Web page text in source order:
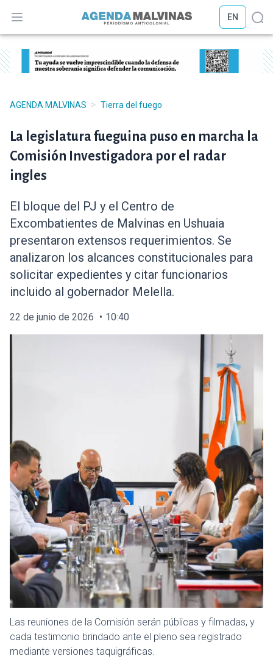
Abrir menú
EN
AGENDA MALVINAS > Tierra del fuego
La legislatura fueguina puso en marcha la
Comisión Investigadora por el radar
ingles
El bloque del PJ y el Centro de
Excombatientes de Malvinas en Ushuaia
presentaron extensos requerimientos. Se
analizaron los alcances constitucionales para
solicitar expedientes y citar funcionarios
incluido al gobernador Melella.
22 de junio de 2026 10:40
Las reuniones de la Comisión serán públicas y filmadas, y
cada testimonio brindado ante el pleno sea registrado
mediante versiones taquigráficas.